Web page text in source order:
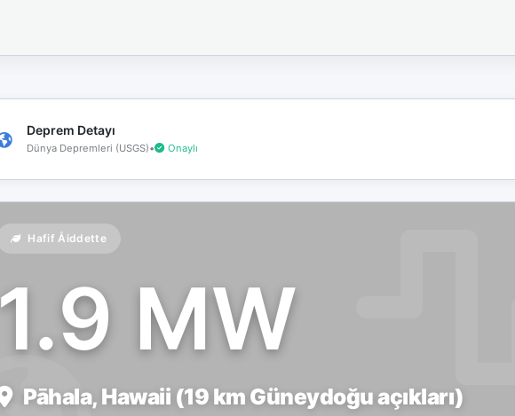
Deprem Detayı
Dünya Depremleri (USGS)• Onaylı
Hafif Åiddette
1.9 MW
Pāhala, Hawaii (19 km Güneydoğu açıkları)
bağlantınız